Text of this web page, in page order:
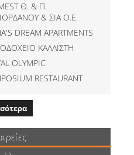
Θ. & Π.
& ΣΙΑ Ο.Ε.
DREAM APARTMENTS
ΚΑΛΛΙΣΤΗ
OLYMPIC
RESTAURANT